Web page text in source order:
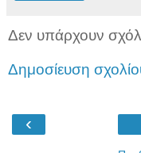
Δεν υπάρχουν
Δημοσίευση
‹